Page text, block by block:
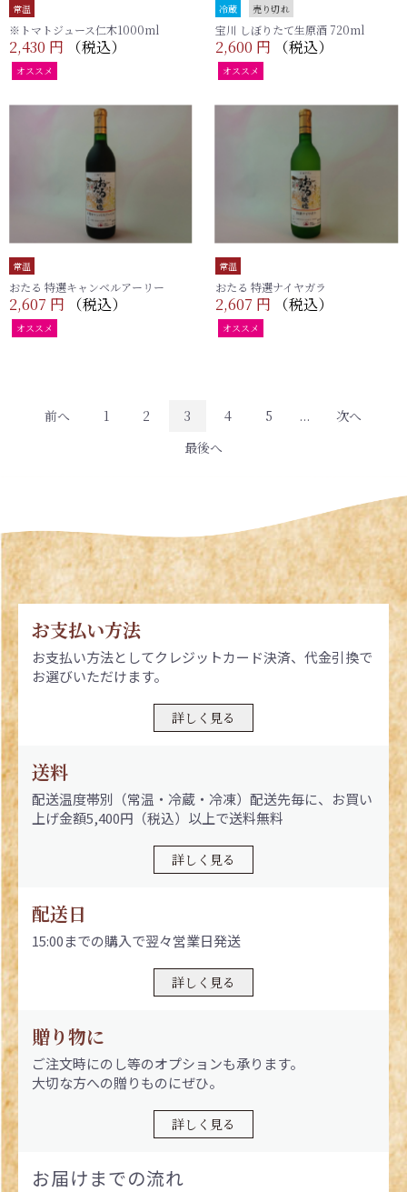
常温
※トマトジュース仁木1000ml
2,430 円 （税込）
オススメ
冷蔵 売り切れ
宝川 しぼりたて生原酒 720ml
2,600 円 （税込）
オススメ
常温
おたる 特選キャンベルアーリー
2,607 円 （税込）
オススメ
常温
おたる 特選ナイヤガラ
2,607 円 （税込）
オススメ
前へ 1 2 3 4 5 ...
次へ
最後へ
お支払い方法
お支払い方法としてクレジットカード決済、代金引換で
お選びいただけます。
詳しく見る
送料
配送温度帯別（常温・冷蔵・冷凍）配送先毎に、お買い
上げ金額5,400円（税込）以上で送料無料
詳しく見る
配送日
15:00までの購入で翌々営業日発送
詳しく見る
贈り物に
ご注文時にのし等のオプションも承ります。
大切な方への贈りものにぜひ。
詳しく見る
お届けまでの流れ